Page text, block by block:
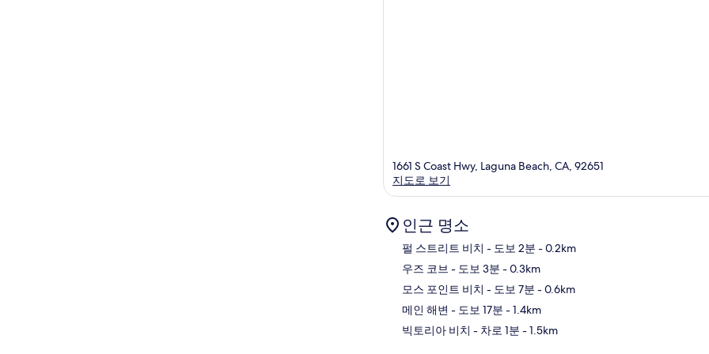
1661 S Coast Hwy, Laguna Beach, CA, 92651
지도로 보기
인근 명소
펄 스트리트 비치 - 도보 2분 - 0.2km
우즈 코브 - 도보 3분 - 0.3km
모스 포인트 비치 - 도보 7분 - 0.6km
메인 해변 - 도보 17분 - 1.4km
빅토리아 비치 - 차로 1분 - 1.5km